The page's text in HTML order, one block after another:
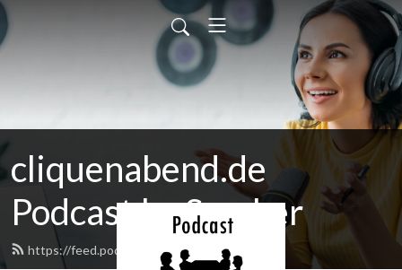
cliquenabend.de
Podcast by Smuker
https://feed.podbean.com/smuker/feed.xml